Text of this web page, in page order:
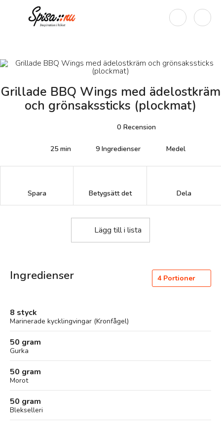
Grillade BBQ Wings med ädelostkräm
och grönsakssticks (plockmat)
0 Recension
25 min 9 Ingredienser Medel
Spara Betygsätt det Dela
Lägg till i lista
Ingredienser 4 Portioner
8 styck
Marinerade kycklingvingar (Kronfågel)
50 gram
Gurka
50 gram
Morot
50 gram
Blekselleri